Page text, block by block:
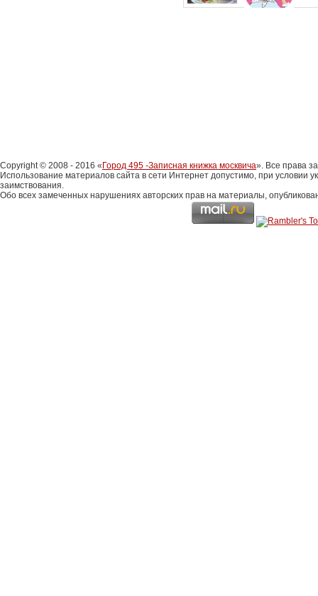
Copyright © 2008 - 2016 « Город 495 -Записная книжка москвича». Все права
Использование материалов сайта в сети Интернет допустимо, при условии
заимствования.
Обо всех замеченных нарушениях авторских прав на материалы,